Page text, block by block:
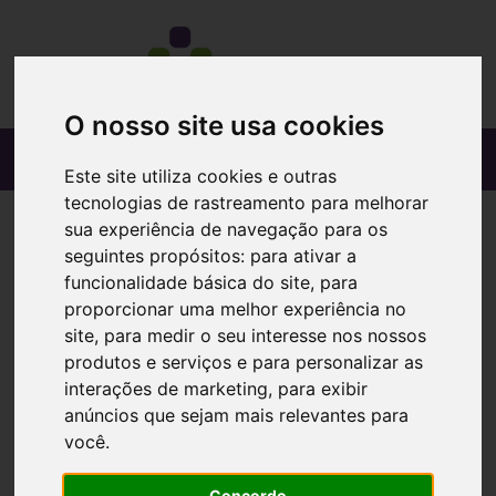
O nosso site usa cookies
Este site utiliza cookies e outras
tecnologias de rastreamento para melhorar
sua experiência de navegação para os
seguintes propósitos: para ativar a
funcionalidade básica do site, para
proporcionar uma melhor experiência no
site, para medir o seu interesse nos nossos
produtos e serviços e para personalizar as
interações de marketing, para exibir
anúncios que sejam mais relevantes para
você.